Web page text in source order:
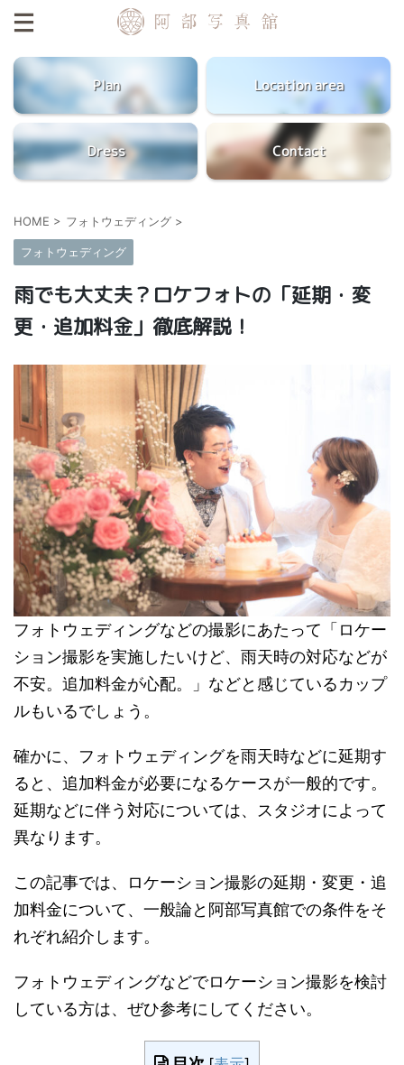
Plan Location area
Dress Contact
HOME > フォトウェディング >
フォトウェディング
雨でも大丈夫？ロケフォトの「延期・変
更・追加料金」徹底解説！
フォトウェディングなどの撮影にあたって「ロケー
ション撮影を実施したいけど、雨天時の対応などが
不安。追加料金が心配。」などと感じているカップ
ルもいるでしょう。
確かに、フォトウェディングを雨天時などに延期す
ると、追加料金が必要になるケースが一般的です。
延期などに伴う対応については、スタジオによって
異なります。
この記事では、ロケーション撮影の延期・変更・追
加料金について、一般論と阿部写真館での条件をそ
れぞれ紹介します。
フォトウェディングなどでロケーション撮影を検討
している方は、ぜひ参考にしてください。